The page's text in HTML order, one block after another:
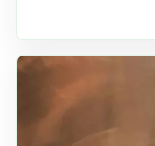
Ташкенте, что
углубления
инвестиционных